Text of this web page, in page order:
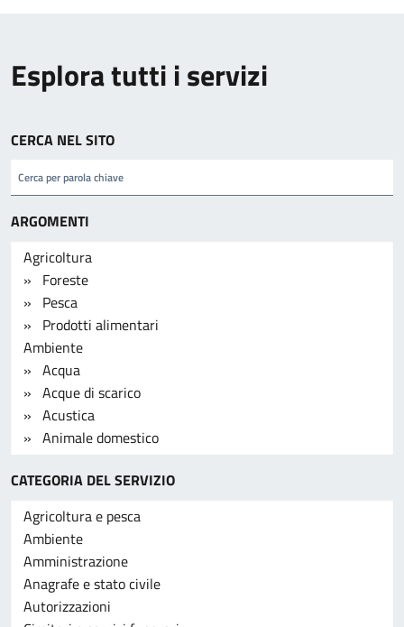
Esplora tutti i servizi
CERCA NEL SITO
ARGOMENTI
CATEGORIA DEL SERVIZIO